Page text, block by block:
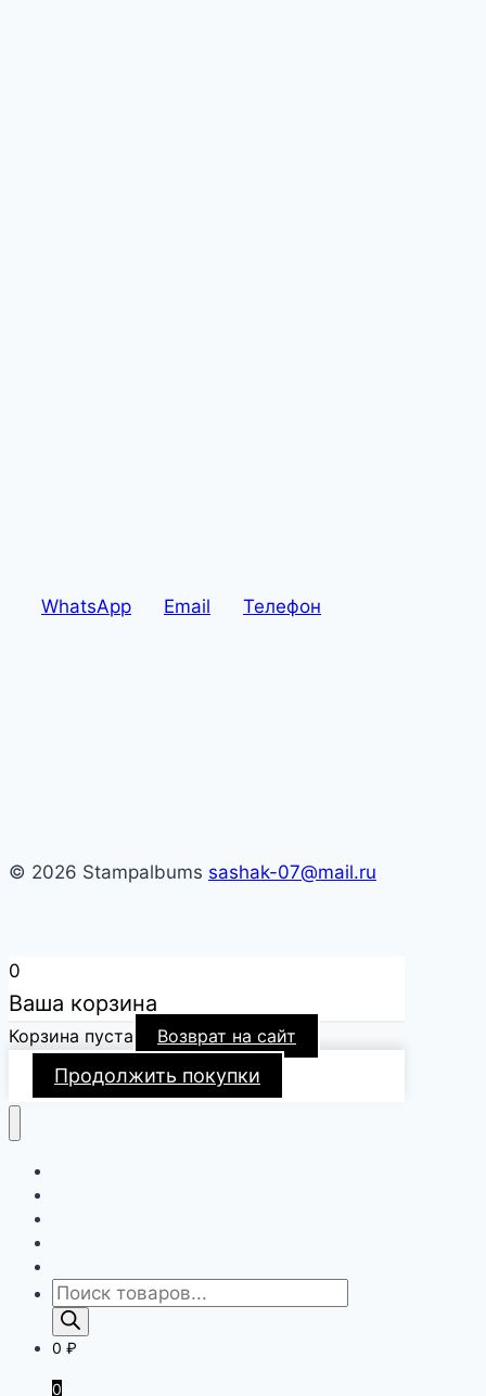
WhatsApp Email Телефон
© 2026 Stampalbums sashak-07@mail.ru
0
Ваша корзина
Корзина пуста Возврат на сайт
Продолжить покупки
Поиск
товаров
0 ₽
0